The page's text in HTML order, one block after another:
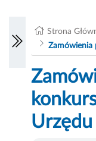
Strona
Zamówienia